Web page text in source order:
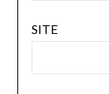
SITE